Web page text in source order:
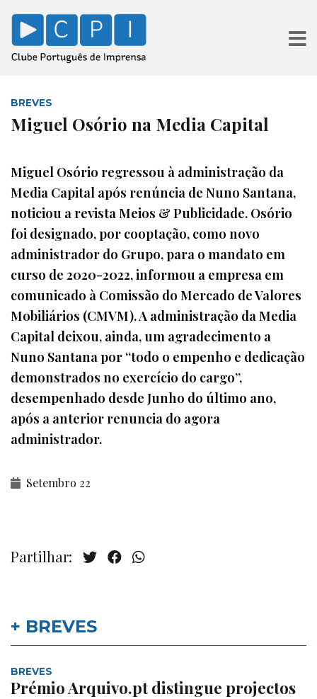
BREVES
Miguel Osório na Media Capital
Miguel Osório regressou à administração da
Media Capital após renúncia de Nuno Santana,
noticiou a revista Meios & Publicidade. Osório
foi designado, por cooptação, como novo
administrador do Grupo, para o mandato em
curso de 2020-2022, informou a empresa em
comunicado à Comissão do Mercado de Valores
Mobiliários (CMVM). A administração da Media
Capital deixou, ainda, um agradecimento a
Nuno Santana por “todo o empenho e dedicação
demonstrados no exercício do cargo”,
desempenhado desde Junho do último ano,
após a anterior renuncia do agora
administrador.
Setembro 22
Partilhar:
+ BREVES
BREVES
Prémio Arquivo.pt distingue projectos